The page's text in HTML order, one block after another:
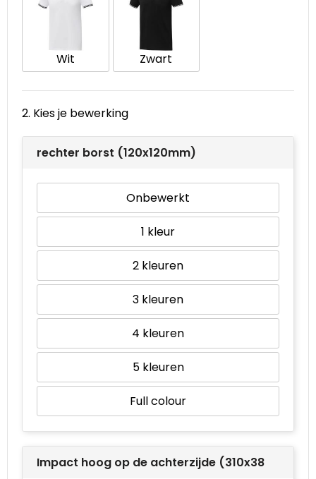
Waterbestendige tassen
Goodiebags
Wit Zwart
2. Kies je bewerking
rechter borst (120x120mm)
Onbewerkt
1
2
3
4
5
Full colour
Impact hoog op de achterzijde (310x380mm)